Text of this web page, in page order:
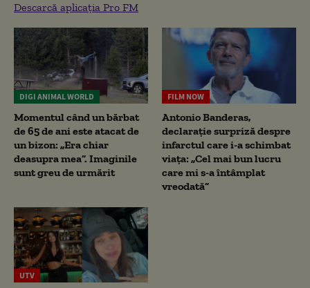
Descarcă aplicația Pro FM
DIGI ANIMAL WORLD
Momentul când un bărbat
de 65 de ani este atacat de
un bizon: „Era chiar
deasupra mea”. Imaginile
sunt greu de urmărit
FILM NOW
Antonio Banderas,
declarație surpriză despre
infarctul care i-a schimbat
viața: „Cel mai bun lucru
care mi s-a întâmplat
vreodată”
UTV